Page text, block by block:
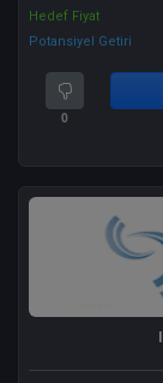
Hedef Fiyat
Potansiyel Getiri
0